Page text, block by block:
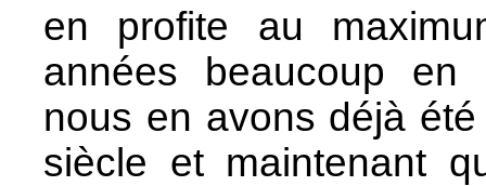
en profite au
années beaucoup en
nous en avons déjà
siècle et maintenant